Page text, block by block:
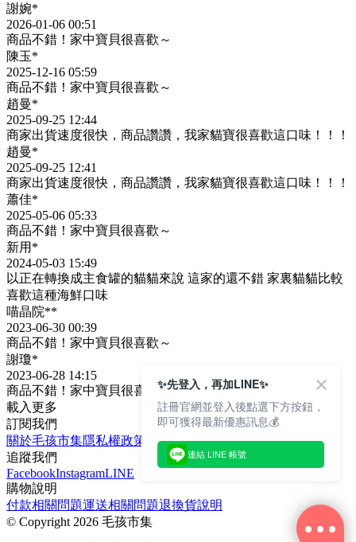
謝婉*
2026-01-06 00:51
商品不錯！家中寶貝很喜歡～
陳玉*
2025-12-16 05:59
商品不錯！家中寶貝很喜歡～
趙曼*
2025-09-25 12:44
商家出貨速度很快，商品讚讚，我家貓寶很喜歡這口味！！！
趙曼*
2025-09-25 12:41
商家出貨速度很快，商品讚讚，我家貓寶很喜歡這口味！！！
蕭佳*
2025-05-06 05:33
商品不錯！家中寶貝很喜歡～
新用*
2024-05-03 15:49
以正在轉換成主食罐的貓貓來說 這家的還不錯 家裏貓貓比較
喜歡這種海鮮口味
喵晶院**
2023-06-30 00:39
商品不錯！家中寶貝很喜歡～
謝瓊*
2023-06-28 14:15
商品不錯！家中寶貝很喜歡～
載入更多
訂閱我們
關於毛孩市集隱私權政策
文章
追蹤我們
FacebookInstagramLINE
購物說明
付款相關問題運送相關問題退換貨說明
© Copyright 2026 毛孩市集
✨先登入，再加LINE✨
註冊官網並登入後點選下方按鈕，
即可獲得最新優惠訊息💰
連結 LINE 帳號